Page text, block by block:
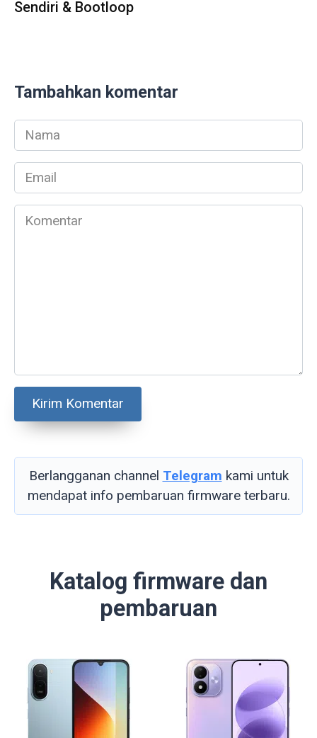
Sendiri & Bootloop
Tambahkan komentar
Nama
*
Email
*
Komentar
Berlangganan channel Telegram kami untuk
mendapat info pembaruan firmware terbaru.
Katalog firmware dan
pembaruan